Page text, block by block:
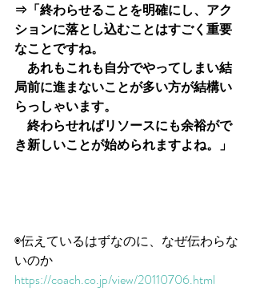
⇒「終わらせることを明確にし、アク
ションに落とし込むことはすごく重要
なことですね。
あれもこれも自分でやってしまい結
局前に進まないことが多い方が結構い
らっしゃいます。
終わらせればリソースにも余裕がで
き新しいことが始められますよね。」
◉伝えているはずなのに、なぜ伝わらな
いのか
https://coach.co.jp/view/20110706.html